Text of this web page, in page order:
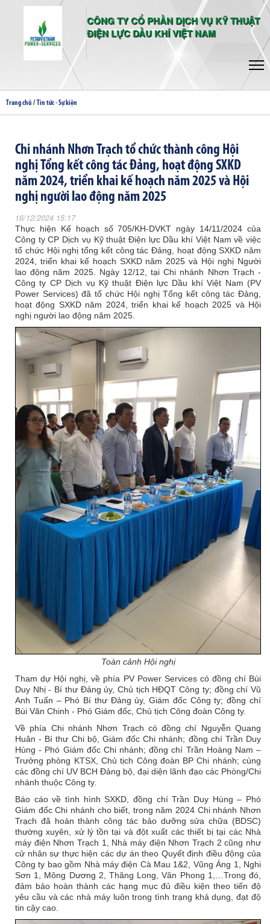
CÔNG TY CỔ PHẦN DỊCH VỤ KỸ THUẬT
ĐIỆN LỰC DẦU KHÍ VIỆT NAM
Trang chủ / Tin tức - Sự kiện
Chi nhánh Nhơn Trạch tổ chức thành công Hội
nghị Tổng kết công tác Đảng, hoạt động SXKD
năm 2024, triển khai kế hoạch năm 2025 và Hội
nghị người lao động năm 2025
16/12/2024 15:17
Thực hiện Kế hoạch số 705/KH-DVKT ngày 14/11/2024 của
Công ty CP Dịch vụ Kỹ thuật Điện lực Dầu khí Việt Nam về việc
tổ chức Hội nghị tổng kết công tác Đảng, hoạt động SXKD năm
2024, triển khai kế hoạch SXKD năm 2025 và Hội nghị Người
lao động năm 2025. Ngày 12/12, tại Chi nhánh Nhơn Trạch -
Công ty CP Dịch vụ Kỹ thuật Điện lực Dầu khí Việt Nam (PV
Power Services) đã tổ chức Hội nghị Tổng kết công tác Đảng,
hoạt động SXKD năm 2024, triển khai kế hoạch 2025 và Hội
nghị người lao động năm 2025.
Toàn cảnh Hội nghị
Tham dự Hội nghị, về phía PV Power Services có đồng chí Bùi
Duy Nhị - Bí thư Đảng ủy, Chủ tịch HĐQT Công ty; đồng chí Vũ
Anh Tuấn – Phó Bí thư Đảng ủy, Giám đốc Công ty; đồng chí
Bùi Văn Chinh - Phó Giám đốc, Chủ tịch Công đoàn Công ty.
Về phía Chi nhánh Nhơn Trạch có đồng chí Nguyễn Quang
Huân - Bí thư Chi bộ, Giám đốc Chi nhánh; đồng chí Trần Duy
Hùng - Phó Giám đốc Chi nhánh; đồng chí Trần Hoàng Nam –
Trưởng phòng KTSX, Chủ tịch Công đoàn BP Chi nhánh; cùng
các đồng chí UV BCH Đảng bộ, đại diện lãnh đạo các Phòng/Chi
nhánh thuộc Công ty.
Báo cáo về tình hình SXKD, đồng chí Trần Duy Hùng – Phó
Giám đốc Chi nhánh cho biết, trong năm 2024 Chi nhánh Nhơn
Trạch đã hoàn thành công tác bảo dưỡng sửa chữa (BDSC)
thường xuyên, xử lý tồn tại và đột xuất các thiết bị tại các Nhà
máy điện Nhơn Trạch 1, Nhà máy điện Nhơn Trạch 2 cũng như
cử nhân sự thực hiện các dự án theo Quyết định điều động của
Công ty bao gồm Nhà máy điện Cà Mau 1&2, Vũng Áng 1, Nghi
Sơn 1, Mông Dương 2, Thăng Long, Vân Phong 1,…Trong đó,
đảm bảo hoàn thành các hạng mục đủ điều kiện theo tiến độ
yêu cầu và các nhà máy luôn trong tình trạng khả dụng, đạt độ
tin cậy cao.